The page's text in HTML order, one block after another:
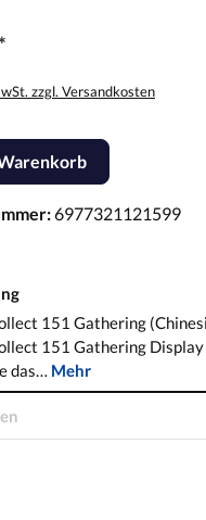
zzgl. Versandkosten
Gib den gewünschten
6977321121599
151 Gathering
151 Gathering
das… Mehr